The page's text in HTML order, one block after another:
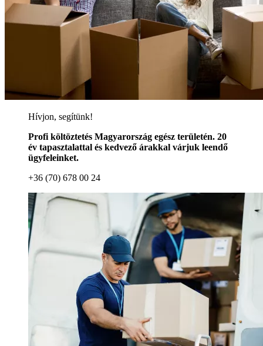
Hívjon, segítünk!
Profi költöztetés Magyarország egész területén. 20
év tapasztalattal és kedvező árakkal várjuk leendő
ügyfeleinket.
+36 (70) 678 00 24